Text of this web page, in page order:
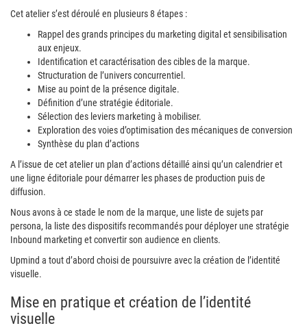
Cet atelier s’est déroulé en plusieurs 8 étapes :
Rappel des grands principes du marketing digital et sensibilisation
aux enjeux.
Identification et caractérisation des cibles de la marque.
Structuration de l’univers concurrentiel.
Mise au point de la présence digitale.
Définition d’une stratégie éditoriale.
Sélection des leviers marketing à mobiliser.
Exploration des voies d’optimisation des mécaniques de conversion
Synthèse du plan d’actions
A l’issue de cet atelier un plan d’actions détaillé ainsi qu’un calendrier et
une ligne éditoriale pour démarrer les phases de production puis de
diffusion.
Nous avons à ce stade le nom de la marque, une liste de sujets par
persona, la liste des dispositifs recommandés pour déployer une stratégie
Inbound marketing et convertir son audience en clients.
Upmind a tout d’abord choisi de poursuivre avec la création de l’identité
visuelle.
Mise en pratique et création de l’identité
visuelle